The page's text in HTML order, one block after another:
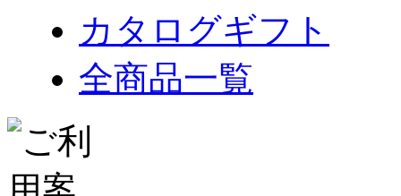
カタログギフト
全商品一覧